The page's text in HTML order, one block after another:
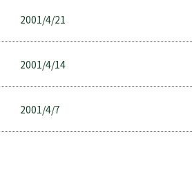
2001/4/21
2001/4/14
2001/4/7